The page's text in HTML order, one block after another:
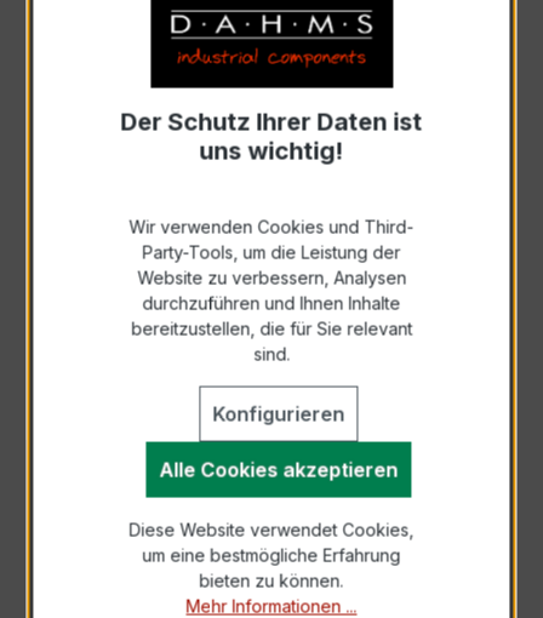
Auswahl zurücksetzen
Anfrage schriftlich
Als PDF exportieren
BESCHREIBUNG
Der Wickelstromwandler WSK 60 5/1A 2,5VA
Kl.1 ist ein kompakter, hochpräziser
Niederspannungs-Messwandler der bewährten
Der Schutz Ihrer Daten ist
uns wichtig!
Wir verwenden Cookies und Third-
Party-Tools, um die Leistung der
Website zu verbessern, Analysen
durchzuführen und Ihnen Inhalte
bereitzustellen, die für Sie relevant
sind.
Konfigurieren
Alle Cookies akzeptieren
Diese Website verwendet Cookies,
um eine bestmögliche Erfahrung
bieten zu können.
Mehr Informationen ...